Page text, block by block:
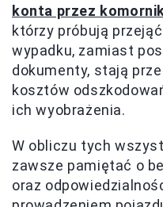
konta przez
którzy próbują
wypadku, zamiast
dokumenty, stają
kosztów
ich wyobrażenia.
W obliczu tych
zawsze pamiętać o
oraz